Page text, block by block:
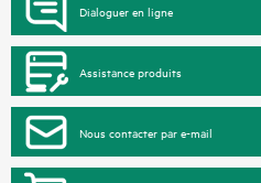
Dialoguer en ligne
Assistance produits
Nous contacter par e-mail